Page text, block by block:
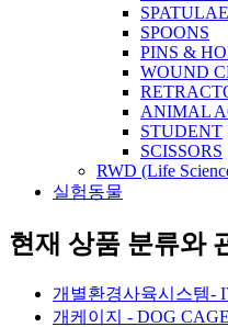
SPATULAE
SPOONS
PINS &
WOUND
ANIMAL
STUDENT
SCISSORS
RWD (Life
실험동물
현재 상품 분류와
개별환경사육시스템-
개케이지 - DOG CAGE